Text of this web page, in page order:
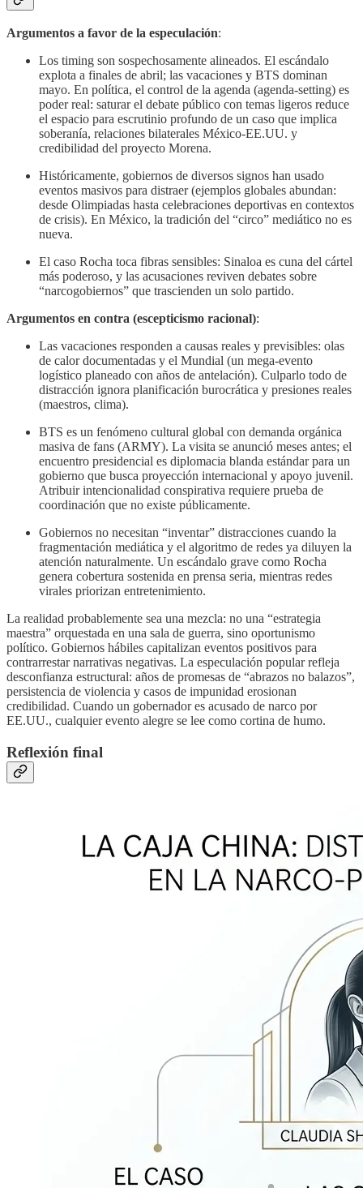
Argumentos a favor de la especulación:
Los timing son sospechosamente alineados. El escándalo
explota a finales de abril; las vacaciones y BTS dominan
mayo. En política, el control de la agenda (agenda-setting) es
poder real: saturar el debate público con temas ligeros reduce
el espacio para escrutinio profundo de un caso que implica
soberanía, relaciones bilaterales México-EE.UU. y
credibilidad del proyecto Morena.
Históricamente, gobiernos de diversos signos han usado
eventos masivos para distraer (ejemplos globales abundan:
desde Olimpiadas hasta celebraciones deportivas en contextos
de crisis). En México, la tradición del “circo” mediático no es
nueva.
El caso Rocha toca fibras sensibles: Sinaloa es cuna del cártel
más poderoso, y las acusaciones reviven debates sobre
“narcogobiernos” que trascienden un solo partido.
Argumentos en contra (escepticismo racional):
Las vacaciones responden a causas reales y previsibles: olas
de calor documentadas y el Mundial (un mega-evento
logístico planeado con años de antelación). Culparlo todo de
distracción ignora planificación burocrática y presiones reales
(maestros, clima).
BTS es un fenómeno cultural global con demanda orgánica
masiva de fans (ARMY). La visita se anunció meses antes; el
encuentro presidencial es diplomacia blanda estándar para un
gobierno que busca proyección internacional y apoyo juvenil.
Atribuir intencionalidad conspirativa requiere prueba de
coordinación que no existe públicamente.
Gobiernos no necesitan “inventar” distracciones cuando la
fragmentación mediática y el algoritmo de redes ya diluyen la
atención naturalmente. Un escándalo grave como Rocha
genera cobertura sostenida en prensa seria, mientras redes
virales priorizan entretenimiento.
La realidad probablemente sea una mezcla: no una “estrategia
maestra” orquestada en una sala de guerra, sino oportunismo
político. Gobiernos hábiles capitalizan eventos positivos para
contrarrestar narrativas negativas. La especulación popular refleja
desconfianza estructural: años de promesas de “abrazos no balazos”,
persistencia de violencia y casos de impunidad erosionan
credibilidad. Cuando un gobernador es acusado de narco por
EE.UU., cualquier evento alegre se lee como cortina de humo.
Reflexión final